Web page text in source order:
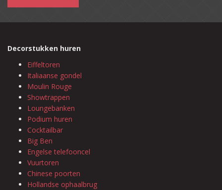
Decorstukken huren
Eiffeltoren
Italiaanse gondel
Moulin Rouge
Showtrappen
Loungebanken
Podium huren
Cocktailbar
Big Ben
Engelse telefooncel
Vuurtoren
Chinese poorten
Hollandse ophaalbrug